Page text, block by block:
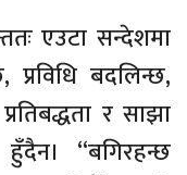
एउटा सन्देशमा
बदलिन्छ,
र साझा
“बगिरहन्छ